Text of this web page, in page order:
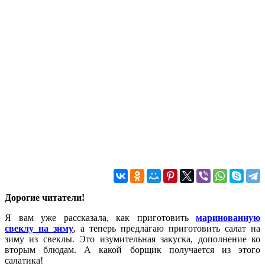
Дорогие читатели!
Я вам уже рассказала, как приготовить маринованную
свеклу на зиму, а теперь предлагаю приготовить салат на
зиму из свеклы. Это изумительная закуска, дополнение ко
вторым блюдам. А какой борщик получается из этого
салатика!